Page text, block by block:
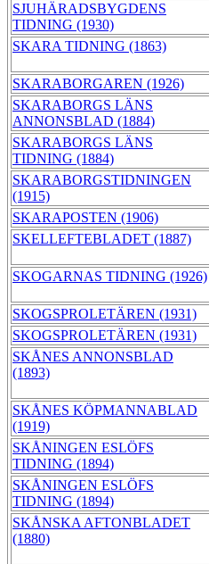
SJUHÄRADSBYGDENS
TIDNING (1930)
SKARA TIDNING (1863)
SKARABORGAREN (1926)
SKARABORGS LÄNS
ANNONSBLAD (1884)
SKARABORGS LÄNS
TIDNING (1884)
SKARABORGSTIDNINGEN
(1915)
SKARAPOSTEN (1906)
SKELLEFTEBLADET (1887)
SKOGARNAS TIDNING (1926)
SKOGSPROLETÄREN (1931)
SKOGSPROLETÄREN (1931)
SKÅNES ANNONSBLAD
(1893)
SKÅNES KÖPMANNABLAD
(1919)
SKÅNINGEN ESLÖFS
TIDNING (1894)
SKÅNINGEN ESLÖFS
TIDNING (1894)
SKÅNSKA AFTONBLADET
(1880)